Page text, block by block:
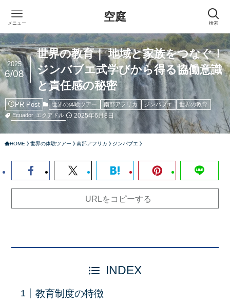
空庭 検索
メニュー
世界の教育｜ 地域と家族をつなぐ！
ジンバブエ式学びから得る協働意識
と責任感の秘密
2025
6/08
PR Post 世界の体験ツアー 南部アフリカ ジンバブエ
世界の教育
Ecuador エクアドル 2025年6月8日
HOME 世界の体験ツアー 南部アフリカ ジンバブエ
URLをコピーする
INDEX
教育制度の特徴